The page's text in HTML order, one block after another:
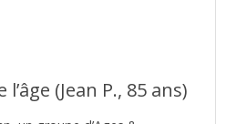
(Jean P., 85 ans)